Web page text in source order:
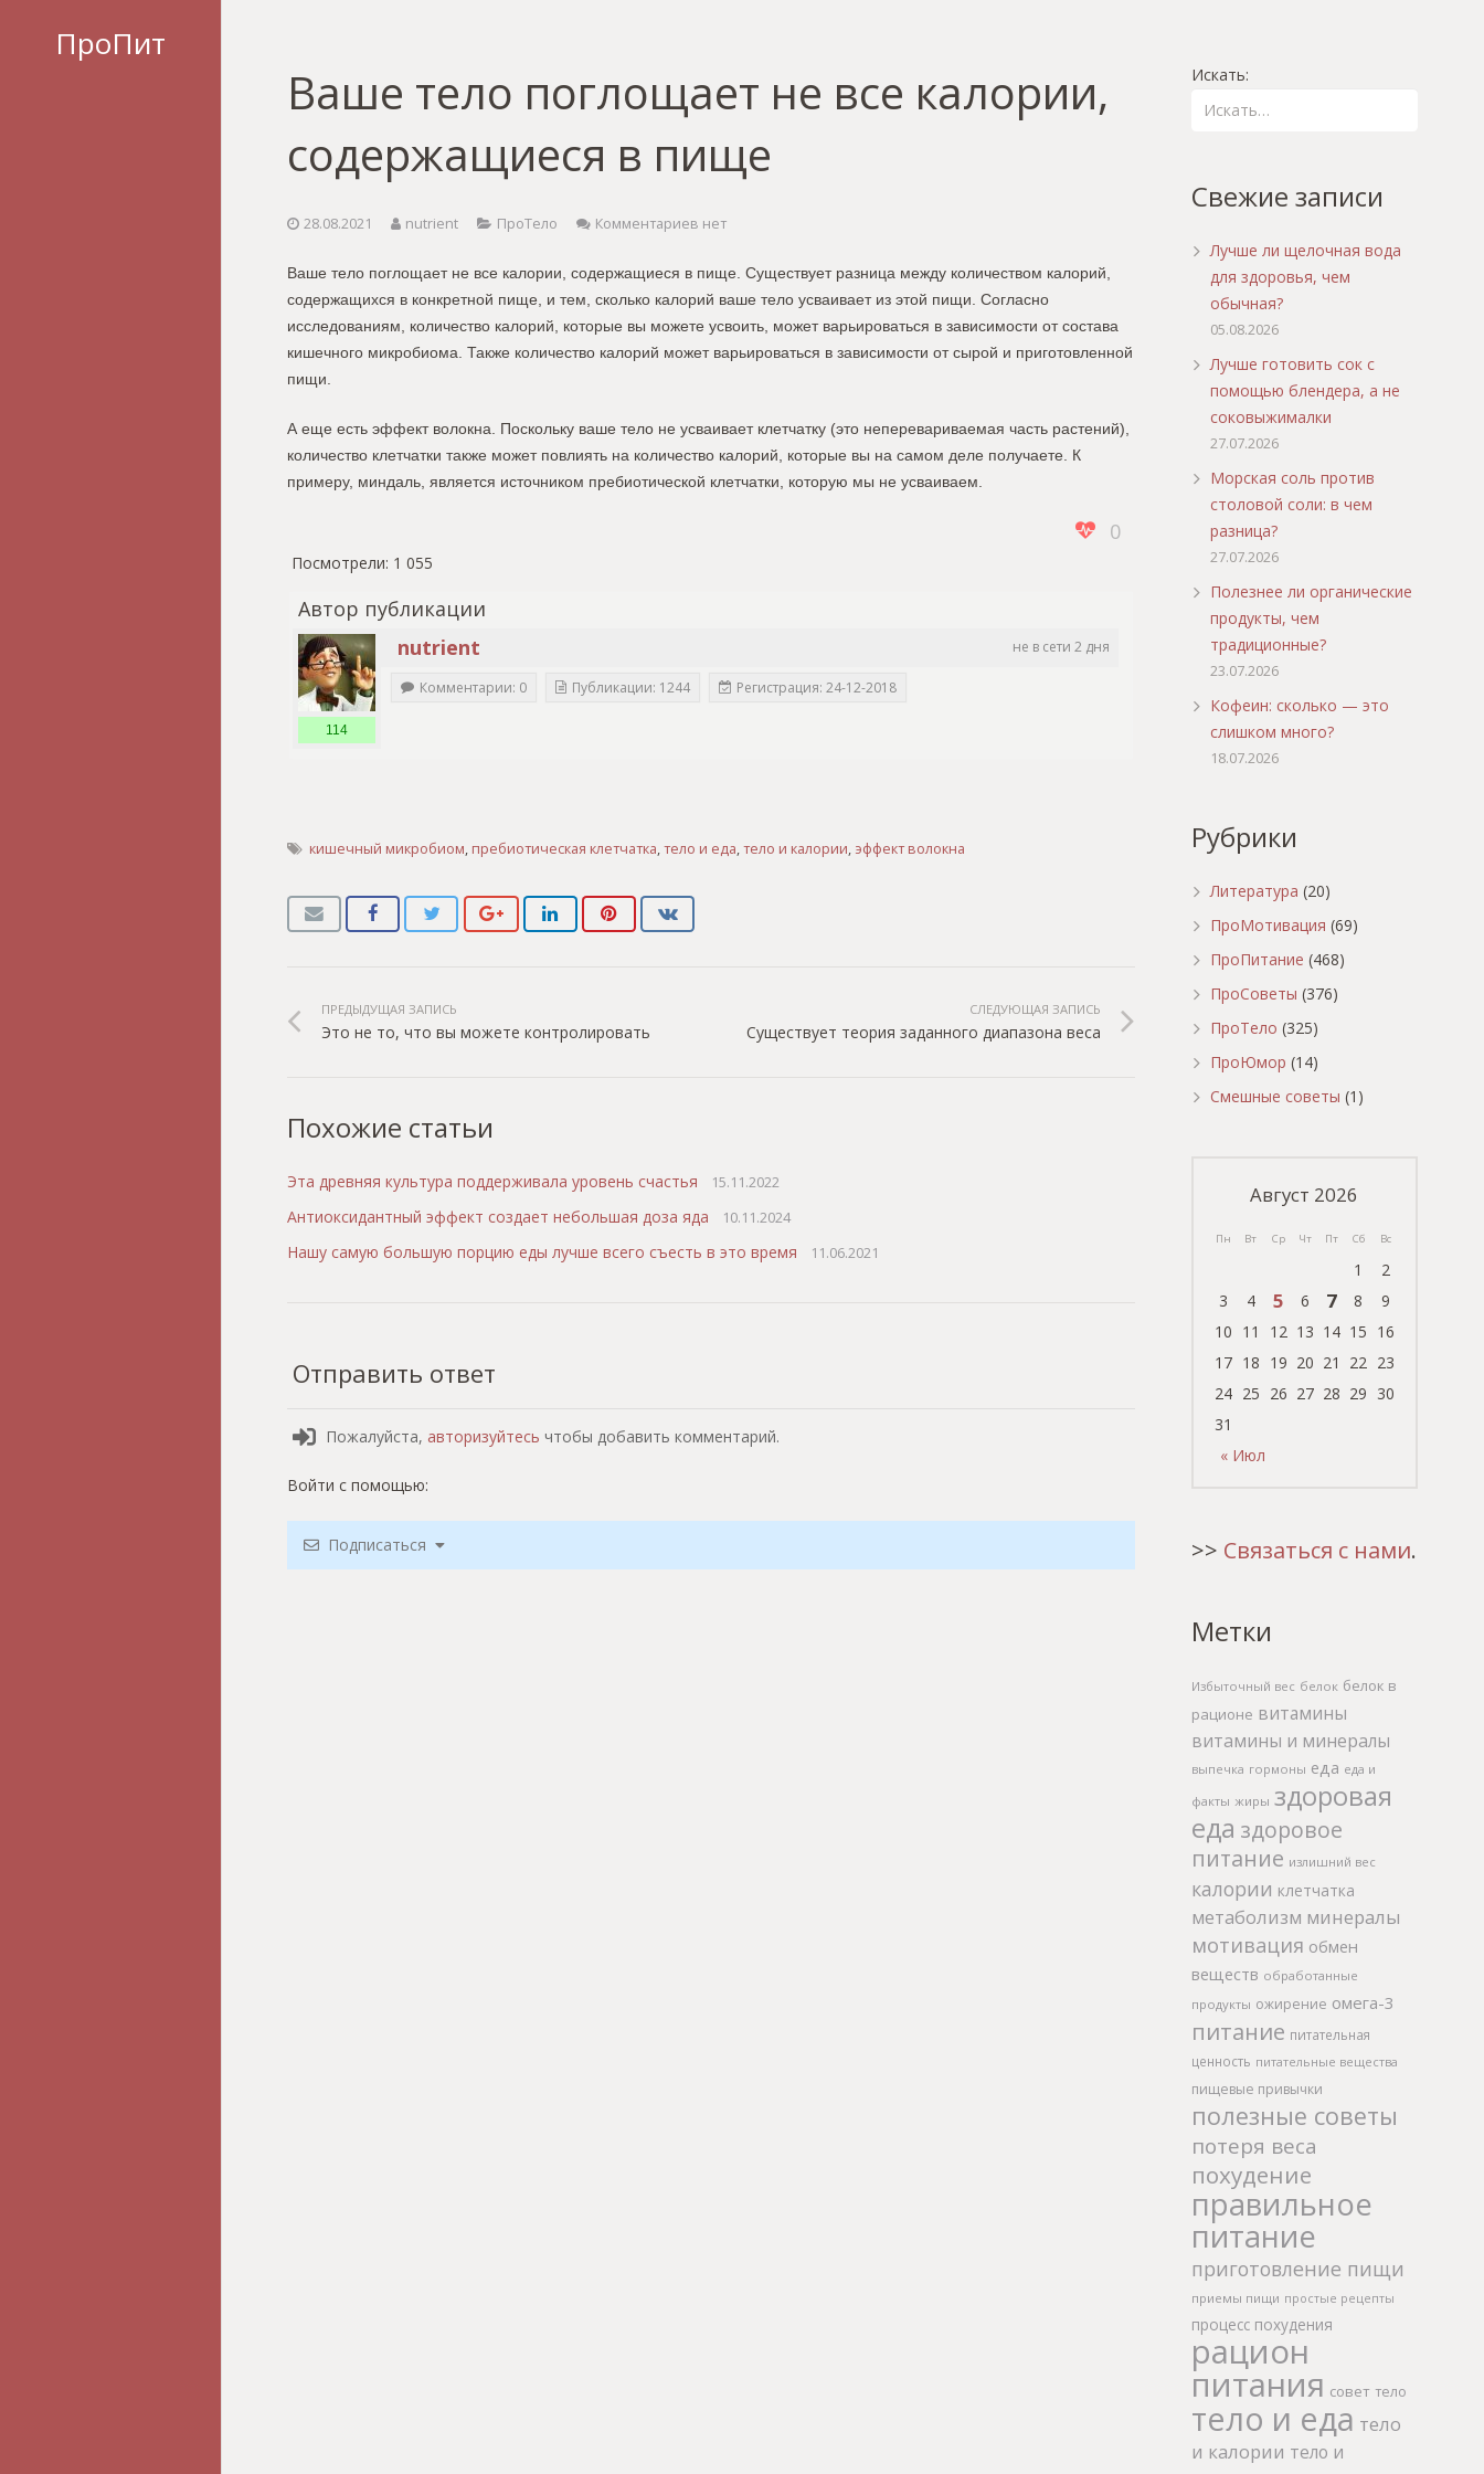
ПроПит
Ваше тело поглощает не все калории,
содержащиеся в пище
28.08.2021 nutrient ПроТело Комментариев нет
Ваше тело поглощает не все калории, содержащиеся в пище. Существует разница между количеством калорий,
содержащихся в конкретной пище, и тем, сколько калорий ваше тело усваивает из этой пищи. Согласно
исследованиям, количество калорий, которые вы можете усвоить, может варьироваться в зависимости от состава
кишечного микробиома. Также количество калорий может варьироваться в зависимости от сырой и приготовленной
пищи.
А еще есть эффект волокна. Поскольку ваше тело не усваивает клетчатку (это неперевариваемая часть растений),
количество клетчатки также может повлиять на количество калорий, которые вы на самом деле получаете. К
примеру, миндаль, является источником пребиотической клетчатки, которую мы не усваиваем.
0
Посмотрели: 1 055
Автор публикации
не в сети 2 дня
nutrient
114
Комментарии: 0 Публикации: 1244 Регистрация: 24-12-2018
кишечный микробиом, пребиотическая клетчатка,тело и еда,тело и калории, эффект волокна
ПРЕДЫДУЩАЯ ЗАПИСЬ
Это не то, что вы можете контролировать
СЛЕДУЮЩАЯ ЗАПИСЬ
Cуществует теория заданного диапазона веса
Похожие статьи
Эта древняя культура поддерживала уровень счастья 15.11.2022
Антиоксидантный эффект создает небольшая доза яда 10.11.2024
Нашу самую большую порцию еды лучше всего съесть в это время 11.06.2021
Отправить ответ
Пожалуйста, авторизуйтесь чтобы добавить комментарий.
Войти с помощью:
Подписаться
Искать:
Свежие записи
Лучше ли щелочная вода
для здоровья, чем
обычная?
05.08.2026
Лучше готовить сок с
помощью блендера, а не
соковыжималки
27.07.2026
Морская соль против
столовой соли: в чем
разница?
27.07.2026
Полезнее ли органические
продукты, чем
традиционные?
23.07.2026
Кофеин: сколько — это
слишком много?
18.07.2026
Рубрики
Литература (20)
ПроМотивация (69)
ПроПитание (468)
ПроСоветы (376)
ПроТело (325)
ПроЮмор (14)
Смешные советы (1)
Август 2026
Пн Вт Ср Чт Пт Сб Вс
« Июл
1
2
3
4 5 6 7 8
9
10 11 12 13 14 15 16
17 18 19 20 21 22 23
24 25 26 27 28 29 30
31
>> Связаться с нами.
Метки
Избыточный вес белок белок в
рационе витамины
витамины и минералы
выпечка гормоны еда еда и
факты жиры здоровая
еда здоровое
питание излишний вес
калории клетчатка
метаболизм минералы
мотивация обмен
веществ обработанные
продукты ожирение омега-3
питание питательная
ценность питательные вещества
пищевые привычки
полезные советы
потеря веса
похудение
правильное
питание
приготовление пищи
приемы пищи простые рецепты
процесс похудения
рацион
питания совет тело
тело и еда тело
и калории тело и